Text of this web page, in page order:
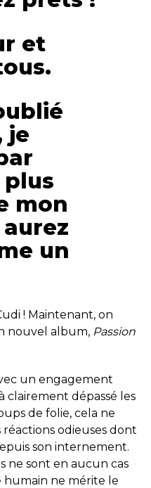
et
je
plus
mon
un
! Maintenant, on
nouvel album, Passion
un engagement
clairement dépassé les
de folie, cela ne
odieuses dont
son internement.
ne sont en aucun cas
ne mérite le